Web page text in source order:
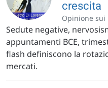
crescita
Opinione sui
Sedute negative,
appuntamenti BCE,
flash definiscono la
mercati.